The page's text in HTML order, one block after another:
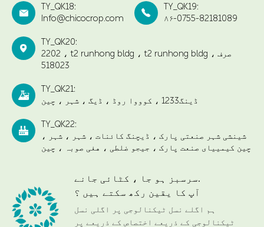

TY_QK18:
Info@chicocrop.com

TY_QK19:
۸۶-0755-82181089

TY_QK20:
2202 ، t2 runhong bldg ، t2 runhong bldg ، صرف
518023

TY_QK21:
ڈینگ1233 ، کوووا روڈ ، ڈیگ ، شہر ، چین

TY_QK22:
شینشی شہر صنعتی پارک ، ڈیچنگ کائنات ، شہر ، شہر ،
چین کیمییای صنعت پارک ، جیجو ضلطی ، هغی صوبہ ، چین
سرسبز ہو جا ، کٹائی جانے.
آپ کا یقین رکھ سکتے ہیں ؟
ہم اگلے نسل ٹیکنالوجی پر اگلی نسل
ٹیکنالوجی کے ذریعے اختصاص کے ذریعے پر